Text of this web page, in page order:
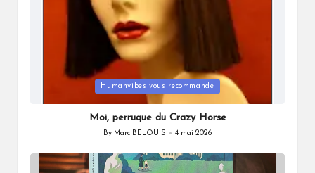
Humanvibes vous recommande
Moi, perruque du Crazy Horse
Posted
By Marc BELOUIS 4 mai 2026